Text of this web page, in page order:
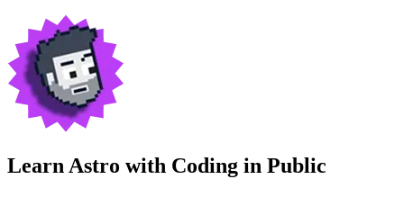
Learn Astro with Coding in Public